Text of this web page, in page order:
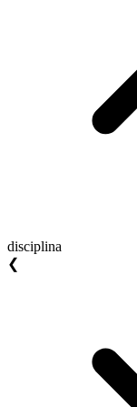
disciplina
❮